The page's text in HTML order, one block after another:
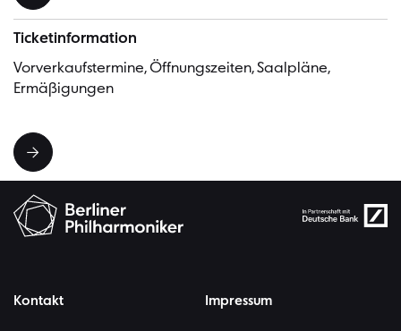
Ticketinformation
Vorverkaufstermine, Öffnungszeiten, Saalpläne,
Ermäßigungen
Kontakt Impressum